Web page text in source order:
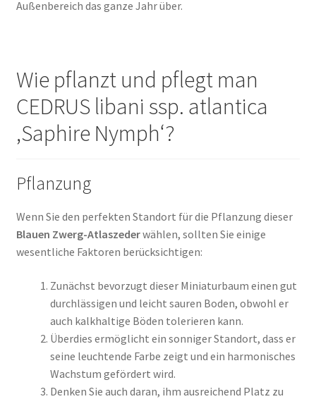
Außenbereich das ganze Jahr über.
Wie pflanzt und pflegt man
CEDRUS libani ssp. atlantica
‚Saphire Nymph‘?
Pflanzung
Wenn Sie den perfekten Standort für die Pflanzung dieser
Blauen Zwerg-Atlaszederwählen, sollten Sie einige
wesentliche Faktoren berücksichtigen:
Zunächst bevorzugt dieser Miniaturbaum einen gut
durchlässigen und leicht sauren Boden, obwohl er
auch kalkhaltige Böden tolerieren kann.
Überdies ermöglicht ein sonniger Standort, dass er
seine leuchtende Farbe zeigt und ein harmonisches
Wachstum gefördert wird.
Denken Sie auch daran, ihm ausreichend Platz zu